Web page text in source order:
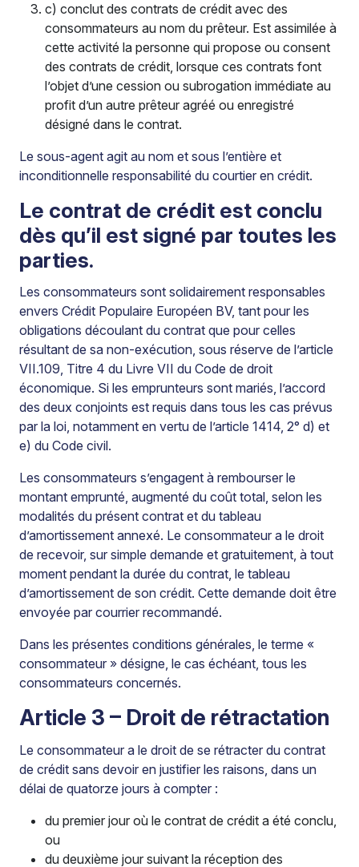
c) conclut des contrats de crédit avec des
consommateurs au nom du prêteur. Est assimilée à
cette activité la personne qui propose ou consent
des contrats de crédit, lorsque ces contrats font
l’objet d’une cession ou subrogation immédiate au
profit d’un autre prêteur agréé ou enregistré
désigné dans le contrat.
Le sous-agent agit au nom et sous l’entière et
inconditionnelle responsabilité du courtier en crédit.
Le contrat de crédit est conclu
dès qu’il est signé par toutes les
parties.
Les consommateurs sont solidairement responsables
envers Crédit Populaire Européen BV, tant pour les
obligations découlant du contrat que pour celles
résultant de sa non-exécution, sous réserve de l’article
VII.109, Titre 4 du Livre VII du Code de droit
économique. Si les emprunteurs sont mariés, l’accord
des deux conjoints est requis dans tous les cas prévus
par la loi, notamment en vertu de l’article 1414, 2° d) et
e) du Code civil.
Les consommateurs s’engagent à rembourser le
montant emprunté, augmenté du coût total, selon les
modalités du présent contrat et du tableau
d’amortissement annexé. Le consommateur a le droit
de recevoir, sur simple demande et gratuitement, à tout
moment pendant la durée du contrat, le tableau
d’amortissement de son crédit. Cette demande doit être
envoyée par courrier recommandé.
Dans les présentes conditions générales, le terme «
consommateur » désigne, le cas échéant, tous les
consommateurs concernés.
Article 3 – Droit de rétractation
Le consommateur a le droit de se rétracter du contrat
de crédit sans devoir en justifier les raisons, dans un
délai de quatorze jours à compter :
du premier jour où le contrat de crédit a été conclu,
ou
du deuxième jour suivant la réception des